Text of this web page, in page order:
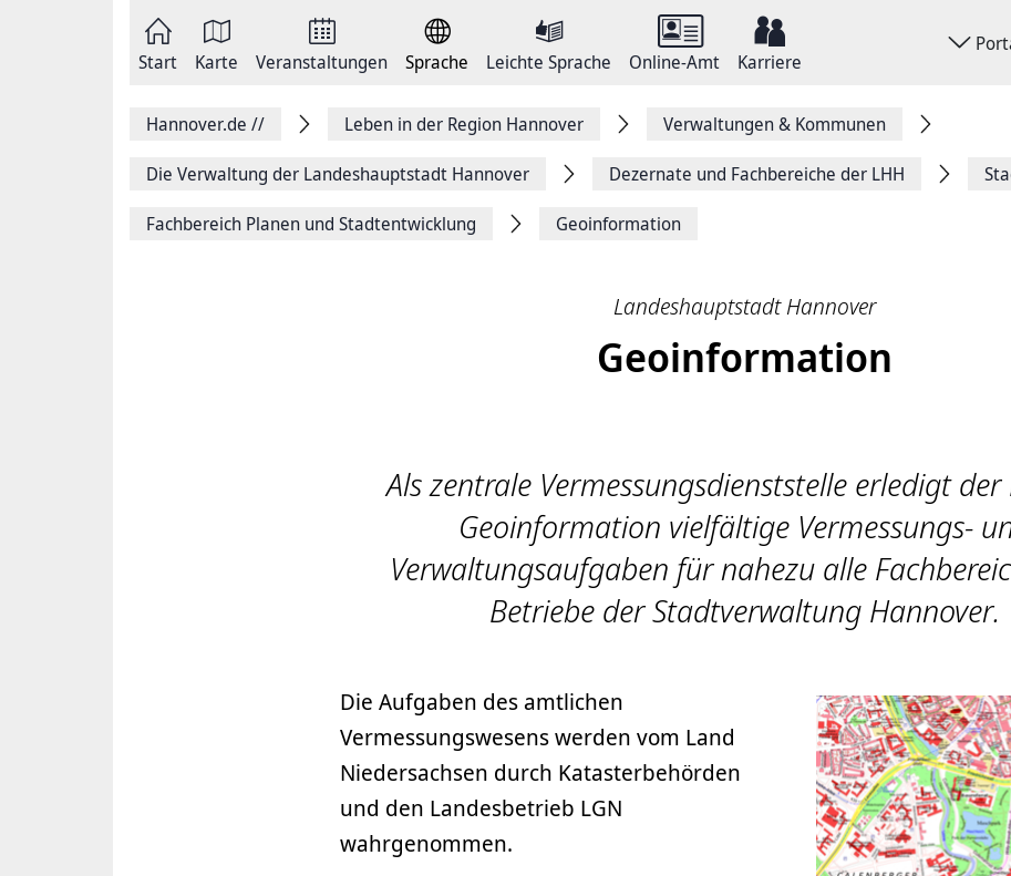
Start Karte Veranstaltungen Sprache Leichte Sprache Online-Amt Karriere
Hannover.de // Leben in der Region Hannover Verwaltungen & Kommunen
Die Verwaltung der Landeshauptstadt Hannover Dezernate und Fachbereiche der LHH
Fachbereich Planen und Stadtentwicklung Geoinformation
Landeshauptstadt Hannover
Geoinformation
Als zentrale Vermessungsdienststelle erledigt der
Geoinformation vielfältige Vermessungs-
Verwaltungsaufgaben für nahezu alle
Betriebe der Stadtverwaltung Hannover.
Die Aufgaben des amtlichen
Vermessungswesens werden vom Land
Niedersachsen durch Katasterbehörden
und den Landesbetrieb LGN
wahrgenommen.